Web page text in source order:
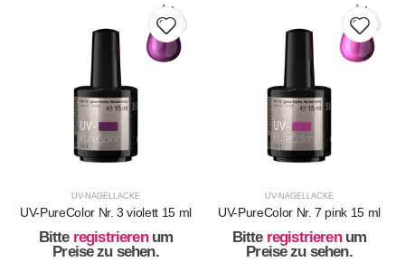
UV-NAGELLACKE
UV-PureColor Nr. 3 violett 15 ml
Bitte registrieren um
Preise zu sehen.
UV-NAGELLACKE
UV-PureColor Nr. 7 pink 15 ml
Bitte registrieren um
Preise zu sehen.